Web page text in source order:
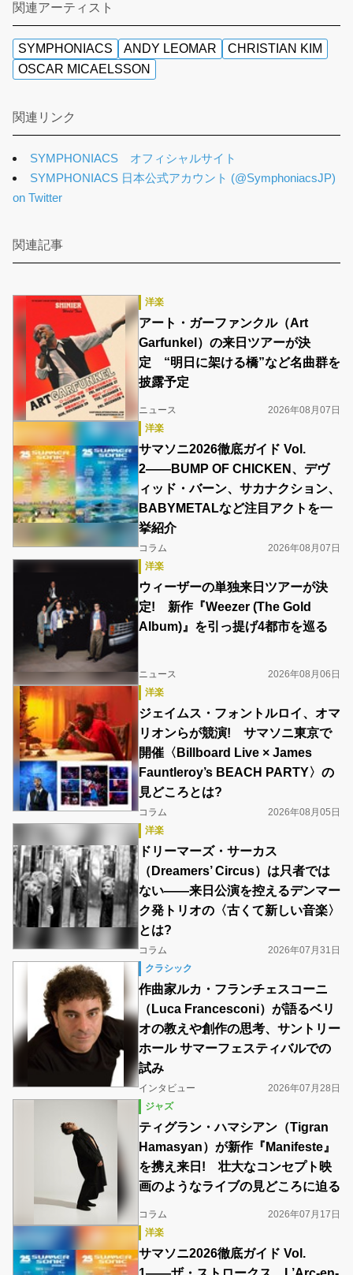
関連アーティスト
SYMPHONIACS ANDY LEOMAR
CHRISTIAN KIM
OSCAR MICAELSSON
関連リンク
SYMPHONIACS オフィシャルサイト
SYMPHONIACS 日本公式アカウント (@SymphoniacsJP)
on Twitter
関連記事
洋楽
アート・ガーファンクル（Art
Garfunkel）の来日ツアーが決
定 “明日に架ける橋”など名曲群を
披露予定
ニュース
2026年08月07日
洋楽
サマソニ2026徹底ガイド Vol.
2――BUMP OF CHICKEN、デヴ
ィッド・バーン、サカナクション、
BABYMETALなど注目アクトを一
挙紹介
コラム
2026年08月07日
洋楽
ウィーザーの単独来日ツアーが決
定! 新作『Weezer (The Gold
Album)』を引っ提げ4都市を巡る
ニュース
2026年08月06日
洋楽
ジェイムス・フォントルロイ、オマ
リオンらが競演! サマソニ東京で
開催〈Billboard Live × James
Fauntleroy’s BEACH PARTY〉の
見どころとは?
コラム
2026年08月05日
洋楽
ドリーマーズ・サーカス
（Dreamers’ Circus）は只者では
ない――来日公演を控えるデンマー
ク発トリオの〈古くて新しい音楽〉
とは?
コラム
2026年07月31日
クラシック
作曲家ルカ・フランチェスコーニ
（Luca Francesconi）が語るベリ
オの教えや創作の思考、サントリー
ホール サマーフェスティバルでの
試み
インタビュー
2026年07月28日
ジャズ
ティグラン・ハマシアン（Tigran
Hamasyan）が新作『Manifeste』
を携え来日! 壮大なコンセプト映
画のようなライブの見どころに迫る
コラム
2026年07月17日
洋楽
サマソニ2026徹底ガイド Vol.